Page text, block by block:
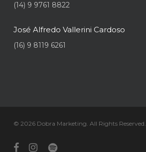
(14) 9 9761 8822
José Alfredo Vallerini Cardoso
(16) 9 8119 6261
© 2026 Dobra Marketing. All Rights Reserved.
facebookinstagram
spotify